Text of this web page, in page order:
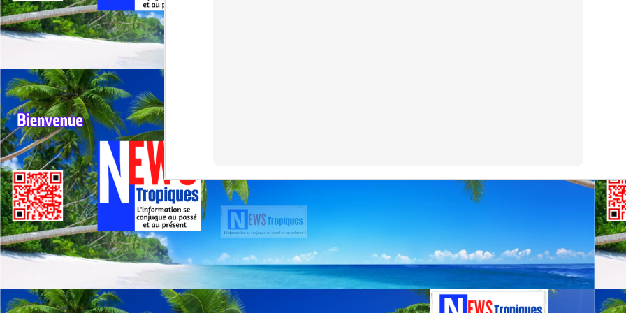
frontières des Antilles.
intégrer la CARICOM.
La Martinique entre dans la cour des grands : membre associé de la
CARICOM, un tournant historique pour l’île et pour la France dans la
Caraïbe.
La Martinique officiellement membre associé de la CARICOM : une